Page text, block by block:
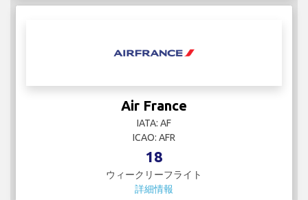
Air France
IATA: AF
ICAO: AFR
18
ウィークリーフライト
詳細情報